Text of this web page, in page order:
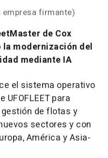
firmante)
de Cox
modernización del
mediante IA
el sistema operativo
para
de flotas y
sectores y con
América y Asia-